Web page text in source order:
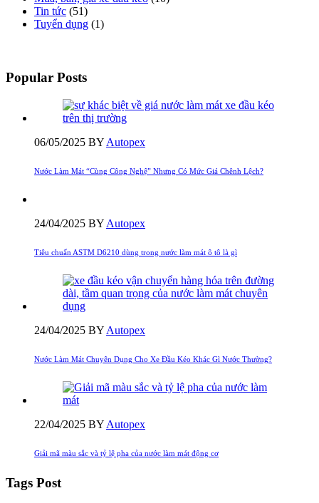
Tin tức (51)
Tuyển dụng (1)
Popular Posts
06/05/2025 BY Autopex
Nước Làm Mát “Cùng Công Nghệ” Nhưng Có Mức Giá Chênh Lệch?
24/04/2025 BY Autopex
Tiêu chuẩn ASTM D6210 dùng trong nước làm mát ô tô là gì
24/04/2025 BY Autopex
Nước Làm Mát Chuyên Dụng Cho Xe Đầu Kéo Khác Gì Nước Thường?
22/04/2025 BY Autopex
Giải mã màu sắc và tỷ lệ pha của nước làm mát động cơ
Tags Post